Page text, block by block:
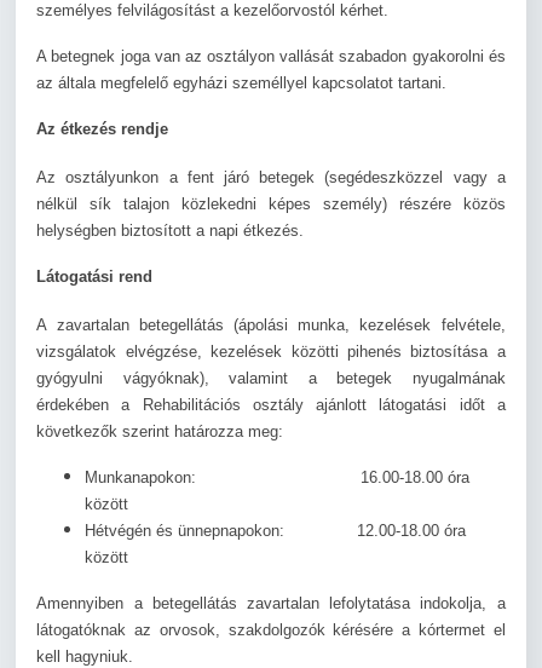
személyes felvilágosítást a kezelőorvostól kérhet.
A betegnek joga van az osztályon vallását szabadon gyakorolni és
az általa megfelelő egyházi személlyel kapcsolatot tartani.
Az étkezés rendje
Az osztályunkon a fent járó betegek (segédeszközzel vagy a
nélkül sík talajon közlekedni képes személy) részére közös
helységben biztosított a napi étkezés.
Látogatási rend
A zavartalan betegellátás (ápolási munka, kezelések felvétele,
vizsgálatok elvégzése, kezelések közötti pihenés biztosítása a
gyógyulni vágyóknak), valamint a betegek nyugalmának
érdekében a Rehabilitációs osztály ajánlott látogatási időt a
következők szerint határozza meg:
Munkanapokon: 16.00-18.00 óra
között
Hétvégén és ünnepnapokon: 12.00-18.00 óra
között
Amennyiben a betegellátás zavartalan lefolytatása indokolja, a
látogatóknak az orvosok, szakdolgozók kérésére a kórtermet el
kell hagyniuk.